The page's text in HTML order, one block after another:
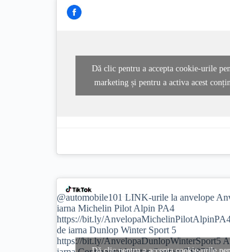
Dă clic pentru a accepta cookie-urile
marketing și pentru a activa acest
@automobile101 LINK-urile la anvelope
iarna Michelin Pilot Alpin PA4
https://bit.ly/
de iarna Dunlop Winter Sport 5
https://bit.ly/AnvelopaDunlopWinterSport5